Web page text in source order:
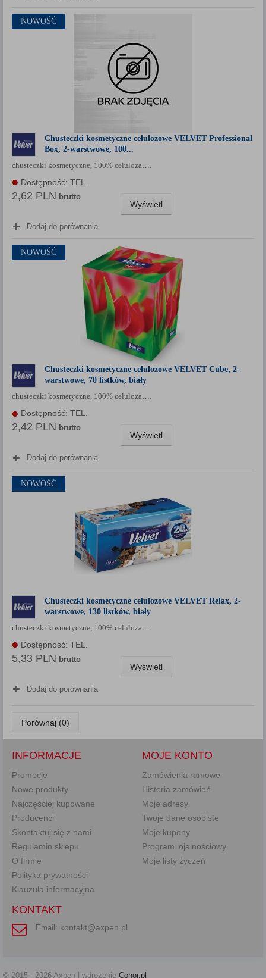
NOWOŚĆ
Chusteczki kosmetyczne celulozowe VELVET Professional
Box, 2-warstwowe, 100...
chusteczki kosmetyczne, 100% celuloza….
Dostępność: TEL.
2,62 PLN brutto
Wyświetl
Dodaj do porównania
NOWOŚĆ
Chusteczki kosmetyczne celulozowe VELVET Cube, 2-
warstwowe, 70 listków, biały
chusteczki kosmetyczne, 100% celuloza….
Dostępność: TEL.
2,42 PLN brutto
Wyświetl
Dodaj do porównania
NOWOŚĆ
Chusteczki kosmetyczne celulozowe VELVET Relax, 2-
warstwowe, 130 listków, biały
chusteczki kosmetyczne, 100% celuloza….
Dostępność: TEL.
5,33 PLN brutto
Wyświetl
Dodaj do porównania
Porównaj (0)
INFORMACJE
Promocje
Nowe produkty
Najczęściej kupowane
Producenci
Skontaktuj się z nami
Regulamin sklepu
O firmie
Polityka prywatności
Klauzula informacyjna
MOJE KONTO
Zamówienia ramowe
Historia zamówień
Moje adresy
Twoje dane osobiste
Moje kupony
Program lojalnościowy
Moje listy życzeń
KONTAKT
Email: kontakt@axpen.pl
© 2015 - 2026 Axpen | wdrożenie Conor.pl